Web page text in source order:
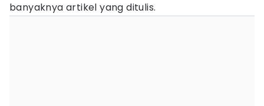
banyaknya artikel yang ditulis.